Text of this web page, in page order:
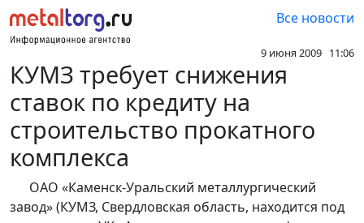
Все новости
9 июня 2009 11:06
КУМЗ требует снижения
ставок по кредиту на
строительство прокатного
комплекса
ОАО «Каменск-Уральский металлургический
завод» (КУМЗ, Свердловская область, находится под